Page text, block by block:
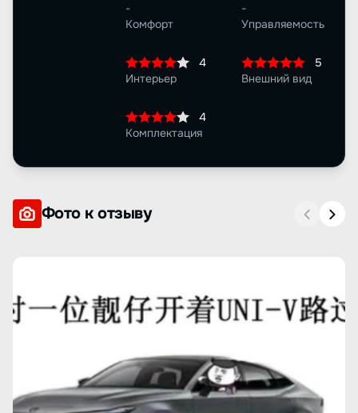
-
Комфорт
-
Управляемость
4
Интерьер
5
Внешний вид
4
Комплектация
Фото к отзыву